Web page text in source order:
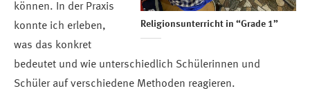
Religionsunterricht in “Grade 1”
können. In der Praxis
konnte ich erleben,
was das konkret
bedeutet und wie unterschiedlich Schülerinnen und
Schüler auf verschiedene Methoden reagieren.